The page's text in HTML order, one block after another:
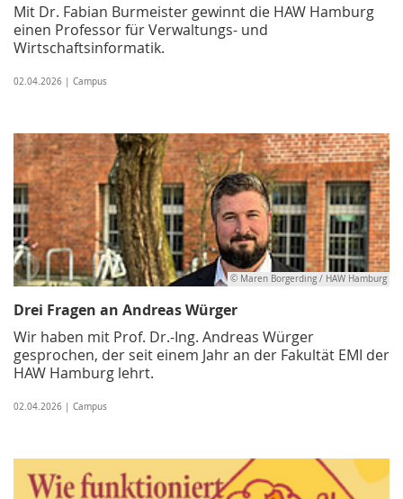
Mit Dr. Fabian Burmeister gewinnt die HAW Hamburg
einen Professor für Verwaltungs- und
Wirtschaftsinformatik.
02.04.2026 | Campus
© Maren Borgerding / HAW Hamburg
Drei Fragen an Andreas Würger
Wir haben mit Prof. Dr.-Ing. Andreas Würger
gesprochen, der seit einem Jahr an der Fakultät EMI der
HAW Hamburg lehrt.
02.04.2026 | Campus